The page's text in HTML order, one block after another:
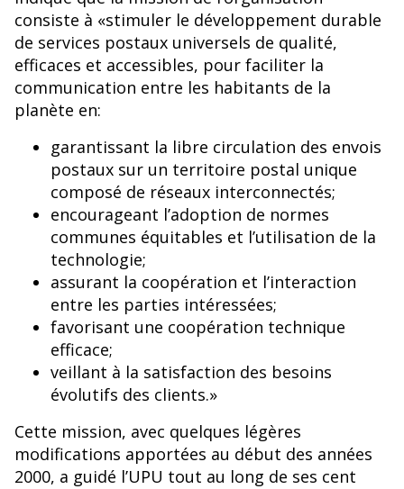
consiste à «stimuler le développement durable
de services postaux universels de qualité,
efficaces et accessibles, pour faciliter la
communication entre les habitants de la
planète en:
garantissant la libre circulation des envois
postaux sur un territoire postal unique
composé de réseaux interconnectés;
encourageant l’adoption de normes
communes équitables et l’utilisation de la
technologie;
assurant la coopération et l’interaction
entre les parties intéressées;
favorisant une coopération technique
efficace;
veillant à la satisfaction des besoins
évolutifs des clients.»
Cette mission, avec quelques légères
modifications apportées au début des années
2000, a guidé l’UPU tout au long de ses cent